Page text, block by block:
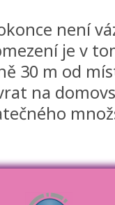
není
je v
30 m od
na